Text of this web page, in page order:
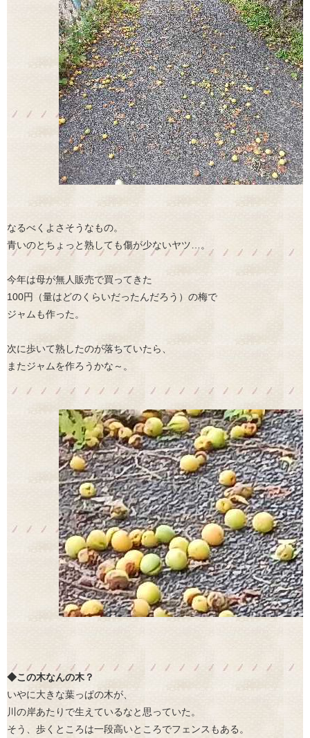
なるべくよさそうなもの。
青いのとちょっと熟しても傷が少ないヤツ…。
今年は母が無人販売で買ってきた
100円（量はどのくらいだったんだろう）の梅で
ジャムも作った。
次に歩いて熟したのが落ちていたら、
またジャムを作ろうかな～。
◆この木なんの木？
いやに大きな葉っぱの木が、
川の岸あたりで生えているなと思っていた。
そう、歩くところは一段高いところでフェンスもある。